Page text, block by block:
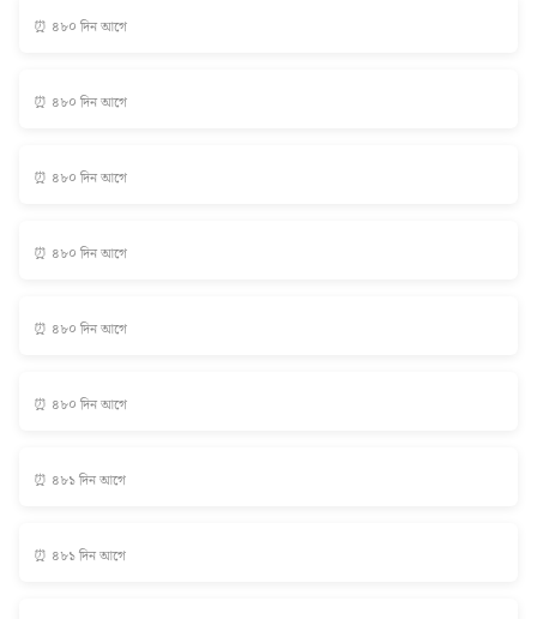
⏰ ৪৮০ দিন আগে
⏰ ৪৮০ দিন আগে
⏰ ৪৮০ দিন আগে
⏰ ৪৮০ দিন আগে
⏰ ৪৮০ দিন আগে
⏰ ৪৮০ দিন আগে
⏰ ৪৮১ দিন আগে
⏰ ৪৮১ দিন আগে